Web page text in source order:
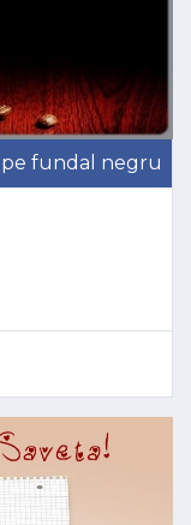
pe fundal negru